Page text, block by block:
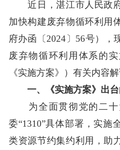
近日，湛江市人民政府
加快构建废弃物循环利用
府办函〔2024〕56号），
废弃物循环利用体系的
《实施方案》）有关内容解
一、《实施方案》出
为全面贯彻党的二十
委“1310”具体部署，实施
类资源节约集约利用，助